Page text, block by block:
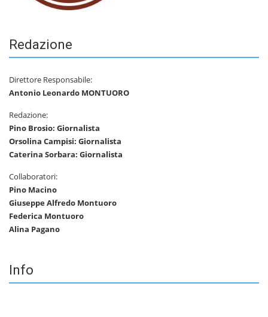
Redazione
Direttore Responsabile:
Antonio Leonardo MONTUORO
Redazione:
Pino Brosio: Giornalista
Orsolina Campisi: Giornalista
Caterina Sorbara: Giornalista
Collaboratori:
Pino Macino
Giuseppe Alfredo Montuoro
Federica Montuoro
Alina Pagano
Info